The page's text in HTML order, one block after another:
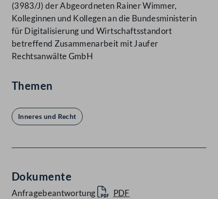
(3983/J) der Abgeordneten Rainer Wimmer,
Kolleginnen und Kollegen an die Bundesministerin
für Digitalisierung und Wirtschaftsstandort
betreffend Zusammenarbeit mit Jaufer
Rechtsanwälte GmbH
Themen
Inneres und Recht
Dokumente
Anfragebeantwortung PDF